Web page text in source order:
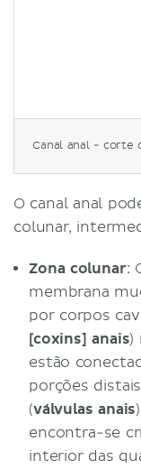
Canal anal - corte
O canal anal
colunar,
Zona colunar:
membrana
por corpos
[coxins] anais)
estão
porções
(válvulas anais
encontra-se
interior das